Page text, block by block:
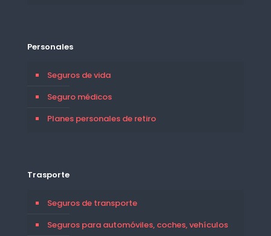
Personales
Seguros de vida
Seguro médicos
Planes personales de retiro
Trasporte
Seguros de transporte
Seguros para automóviles, coches, vehículos